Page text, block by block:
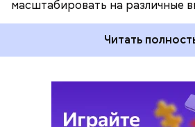
масштабировать на различные
Читать